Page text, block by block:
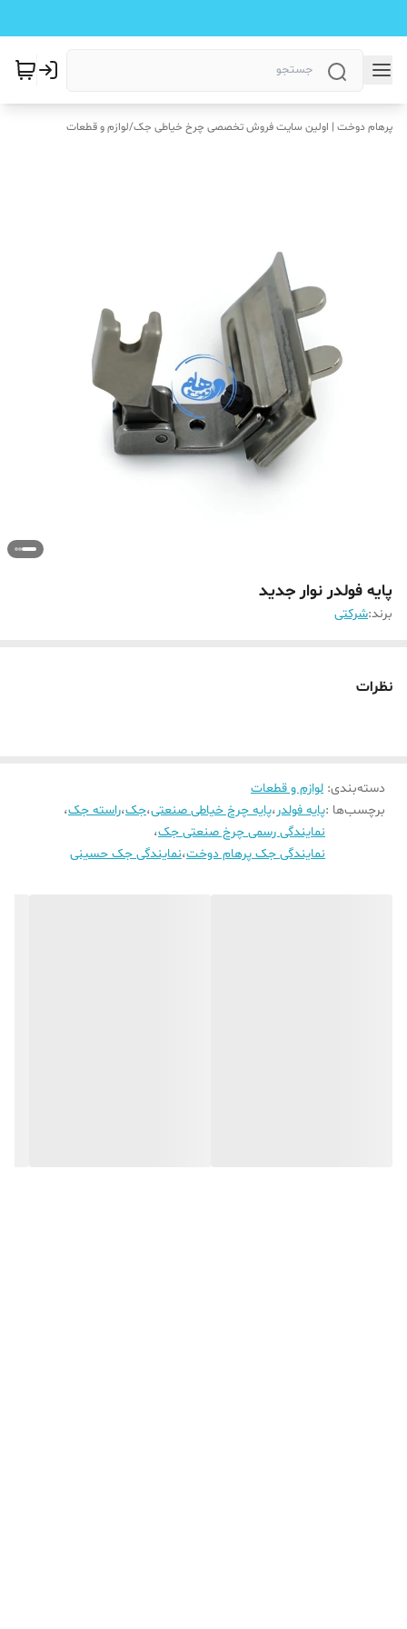
پرهام دوخت | اولین سایت فروش تخصصی چرخ خیاطی جک/لوازم و قطعات
پایه فولدر نوار جدید
برند:شرکتی
نظرات
دسته‌بندی: لوازم و قطعات
برچسب‌ها :پایه فولدر،پایه چرخ خیاطی صنعتی،جک،راسته جک،
نمایندگی رسمی چرخ صنعتی جک،
نمایندگی جک پرهام دوخت،نمایندگی جک حسینی